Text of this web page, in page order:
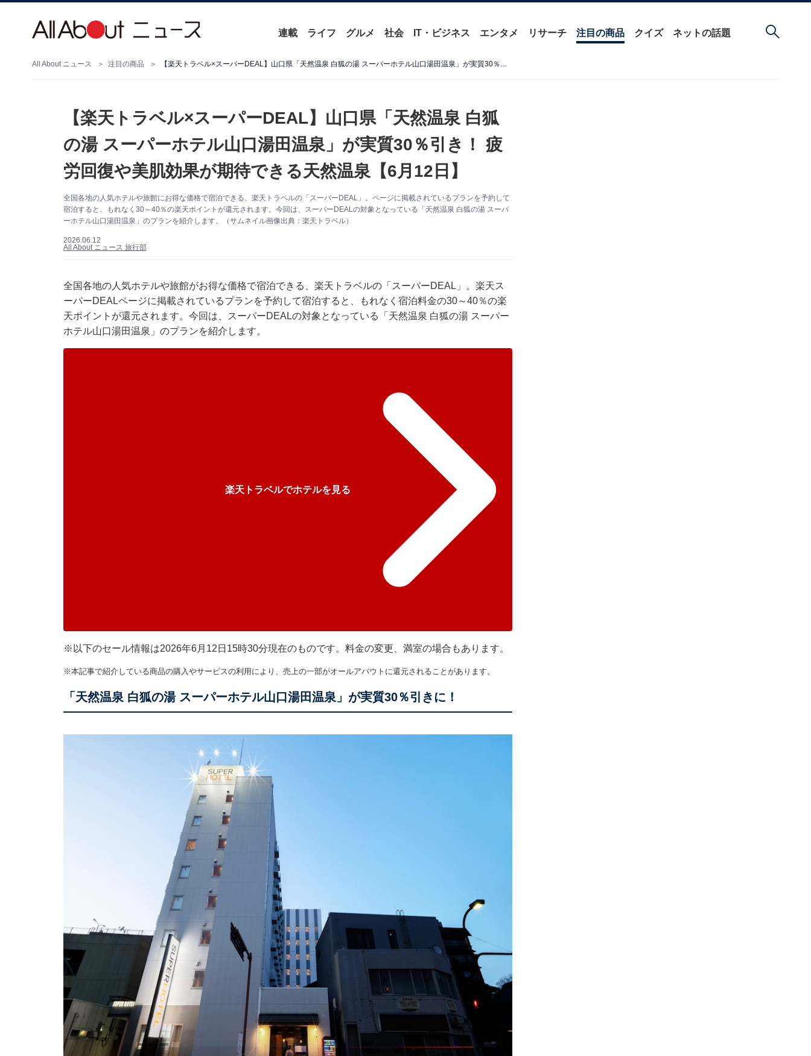
連載 ライフ グルメ 社会 IT・ビジネス エンタメ リサーチ 注目の商品 クイズ ネットの話題
All About ニュース 注目の商品 【楽天トラベル×スーパーDEAL】山口県「天然温泉 白狐の湯 スーパーホテル山口湯田温泉」が実質30％引き！ 疲労回復や美肌効果が期待できる天然温泉【6月12日】
【楽天トラベル×スーパーDEAL】山口県「天然温泉 白狐
の湯 スーパーホテル山口湯田温泉」が実質30％引き！ 疲
労回復や美肌効果が期待できる天然温泉【6月12日】
全国各地の人気ホテルや旅館にお得な価格で宿泊できる、楽天トラベルの「スーパーDEAL」。ページに掲載されているプランを予約して
宿泊すると、もれなく30～40％の楽天ポイントが還元されます。今回は、スーパーDEALの対象となっている「天然温泉 白狐の湯 スーパ
ーホテル山口湯田温泉」のプランを紹介します。（サムネイル画像出典：楽天トラベル）
2026.06.12
All About ニュース 旅行部
全国各地の人気ホテルや旅館がお得な価格で宿泊できる、 楽天トラベルの「スーパーDEAL」。楽天ス
ーパーDEALページに掲載されているプランを予約して宿泊すると、もれなく宿泊料金の30～40％の楽
天ポイントが還元されます。今回は、スーパーDEALの対象となっている「天然温泉 白狐の湯 スーパー
ホテル山口湯田温泉」のプランを紹介します。
楽天トラベルでホテルを見る
※以下のセール情報は2026年6月12日15時30分現在のものです。料金の変更、満室の場合もあります。
※本記事で紹介している商品の購入やサービスの利用により、売上の一部がオールアバウトに還元されることがあります。
「天然温泉 白狐の湯 スーパーホテル山口湯田温泉」が実質30％引きに！